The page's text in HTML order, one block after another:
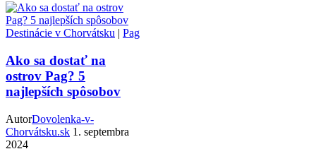
Destinácie v Chorvátsku | Pag
Ako sa dostať na
ostrov Pag? 5
najlepších spôsobov
AutorDovolenka-v-
Chorvátsku.sk 1. septembra
2024